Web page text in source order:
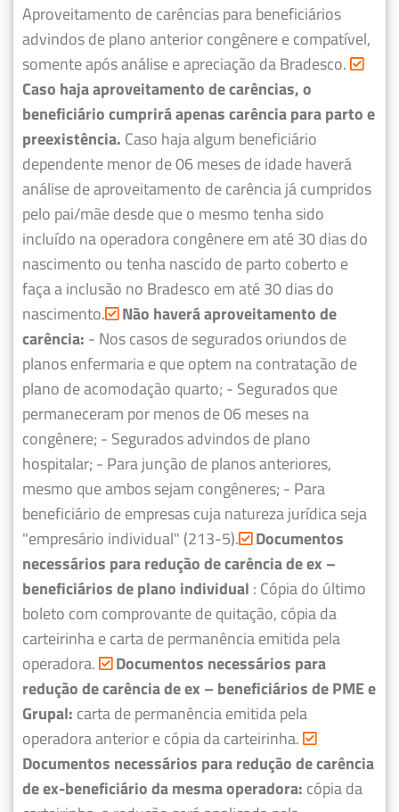
Aproveitamento de carências para beneficiários
advindos de plano anterior congênere e compatível,
somente após análise e apreciação da Bradesco.
Caso haja aproveitamento de carências, o
beneficiário cumprirá apenas carência para parto e
preexistência. Caso haja algum beneficiário
dependente menor de 06 meses de idade haverá
análise de aproveitamento de carência já cumpridos
pelo pai/mãe desde que o mesmo tenha sido
incluído na operadora congênere em até 30 dias do
nascimento ou tenha nascido de parto coberto e
faça a inclusão no Bradesco em até 30 dias do
nascimento. Não haverá aproveitamento de
carência: - Nos casos de segurados oriundos de
planos enfermaria e que optem na contratação de
plano de acomodação quarto; - Segurados que
permaneceram por menos de 06 meses na
congênere; - Segurados advindos de plano
hospitalar; - Para junção de planos anteriores,
mesmo que ambos sejam congêneres; - Para
beneficiário de empresas cuja natureza jurídica seja
"empresário individual" (213-5). Documentos
necessários para redução de carência de ex –
beneficiários de plano individual : Cópia do último
boleto com comprovante de quitação, cópia da
carteirinha e carta de permanência emitida pela
operadora.
Documentos necessários para
redução de carência de ex – beneficiários de PME e
Grupal: carta de permanência emitida pela
operadora anterior e cópia da carteirinha.
Documentos necessários para redução de carência
de ex-beneficiário da mesma operadora: cópia da